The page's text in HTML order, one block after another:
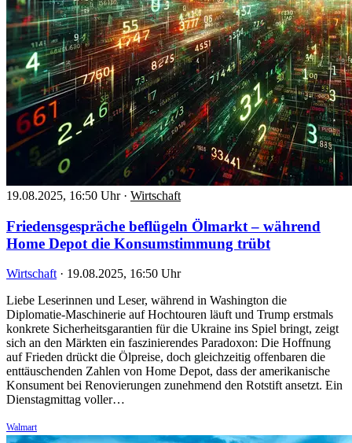
19.08.2025, 16:50 Uhr · Wirtschaft
Friedensgespräche beflügeln Ölmarkt – während
Home Depot die Konsumstimmung trübt
Wirtschaft · 19.08.2025, 16:50 Uhr
Liebe Leserinnen und Leser, während in Washington die
Diplomatie-Maschinerie auf Hochtouren läuft und Trump erstmals
konkrete Sicherheitsgarantien für die Ukraine ins Spiel bringt, zeigt
sich an den Märkten ein faszinierendes Paradoxon: Die Hoffnung
auf Frieden drückt die Ölpreise, doch gleichzeitig offenbaren die
enttäuschenden Zahlen von Home Depot, dass der amerikanische
Konsument bei Renovierungen zunehmend den Rotstift ansetzt. Ein
Dienstagmittag voller…
Walmart